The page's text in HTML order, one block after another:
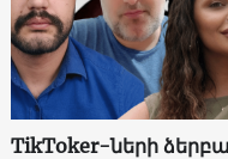
TikToker-ների